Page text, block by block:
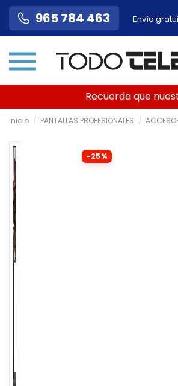
965 784 463 Envío
Recuerda que
Inicio PANTALLAS PROFESIONALES
-25%